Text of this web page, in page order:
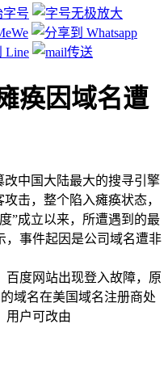
痪因域名遭
中国大陆最大的搜寻引擎
击，整个陷入瘫痪状态，
”成立以来，所遭遇到的最
，事件起因是公司域名遭非
度网站出现登入故障，原
域名在美国域名注册商处
用户可改由